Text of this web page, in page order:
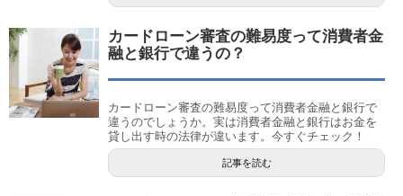
カードローン審査の難易度って消費者金
融と銀行で違うの？
カードローン審査の難易度って消費者金融と銀行で
違うのでしょうか。実は消費者金融と銀行はお金を
貸し出す時の法律が違います。今すぐチェック！
記事を読む